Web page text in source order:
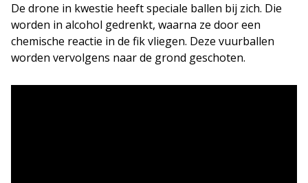
De drone in kwestie heeft speciale ballen bij zich. Die
worden in alcohol gedrenkt, waarna ze door een
chemische reactie in de fik vliegen. Deze vuurballen
worden vervolgens naar de grond geschoten.